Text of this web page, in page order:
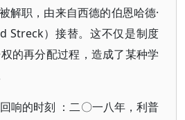
解职，由来自西德的伯恩哈德·
Streck）接替。这不仅是制度
的再分配过程，造成了某种学
响的时刻
：二〇一八年，利普